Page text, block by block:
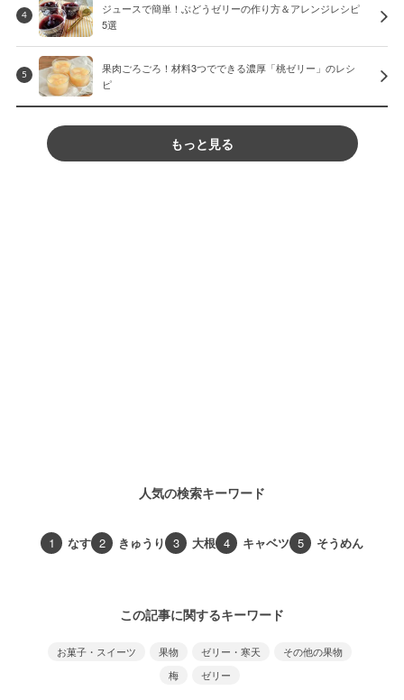
4
ジュースで簡単！ぶどうゼリーの作り方＆アレンジレシピ
5選
5
果肉ごろごろ！材料3つでできる濃厚「桃ゼリー」のレシ
ピ
もっと見る
人気の検索キーワード
1 なす 2 きゅうり 3 大根 4 キャベツ 5 そうめん
この記事に関するキーワード
お菓子・スイーツ 果物 ゼリー・寒天
その他の果物
梅
ゼリー